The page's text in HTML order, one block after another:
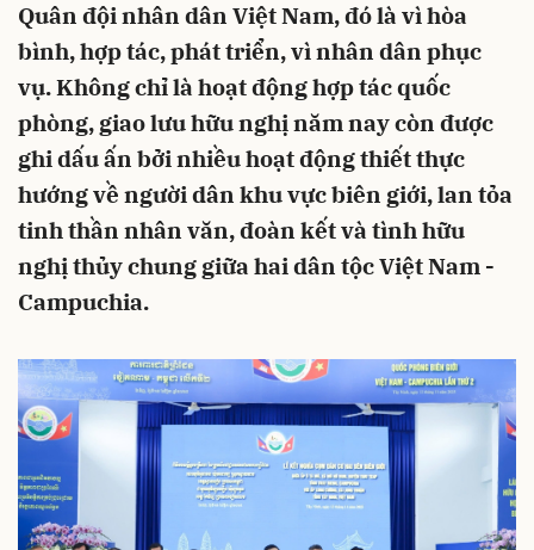
Quân đội nhân dân Việt Nam, đó là vì hòa
bình, hợp tác, phát triển, vì nhân dân phục
vụ. Không chỉ là hoạt động hợp tác quốc
phòng, giao lưu hữu nghị năm nay còn được
ghi dấu ấn bởi nhiều hoạt động thiết thực
hướng về người dân khu vực biên giới, lan tỏa
tinh thần nhân văn, đoàn kết và tình hữu
nghị thủy chung giữa hai dân tộc Việt Nam -
Campuchia.